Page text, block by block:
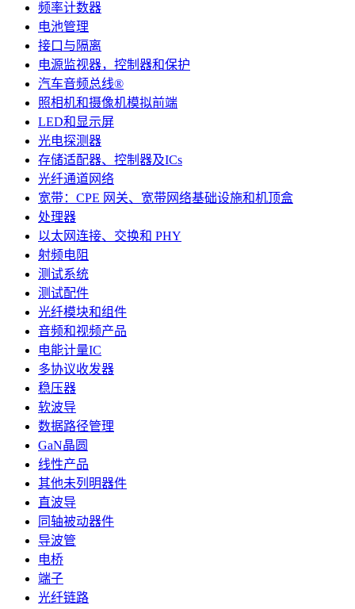
频率计数器
电池管理
接口与隔离
电源监视器，控制器和保护
汽车音频总线®
照相机和摄像机模拟前端
LED和显示屏
光电探测器
存储适配器、控制器及ICs
光纤通道网络
宽带：CPE 网关、宽带网络基础设施和机顶盒
处理器
以太网连接、交换和 PHY
射频电阻
测试系统
测试配件
光纤模块和组件
音频和视频产品
电能计量IC
多协议收发器
稳压器
软波导
数据路径管理
GaN晶圆
线性产品
其他未列明器件
直波导
同轴被动器件
导波管
电桥
端子
光纤链路